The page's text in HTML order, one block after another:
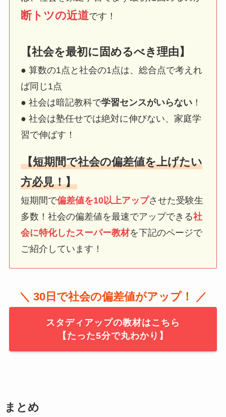
断トツの近道です！
【社会を最初に固めるべき理由】
● 算数の1点と社会の1点は、総合点で考えれ
ば同じ1点
● 社会は暗記教科で学習センスがいらない ！
● 社会は塾任せでは絶対に伸びない、家庭学
習で伸ばす！
【短期間で社会の偏差値を上げたい
方必見！】
短期間で偏差値を10以上アップさせた受験生
多数！社会の偏差値を最速でアップできる社
会に特化したスーパー教材を下記のページで
ご紹介しています！
＼ 30日で社会の偏差値がアップ！ ／
スタディアップの教材はこちら
【たった5分で丸わかり】
まとめ